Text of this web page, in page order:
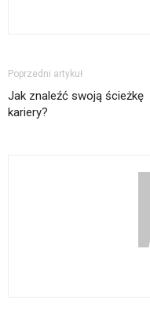
Poprzedni artykuł
Jak znaleźć swoją ścieżkę
kariery?